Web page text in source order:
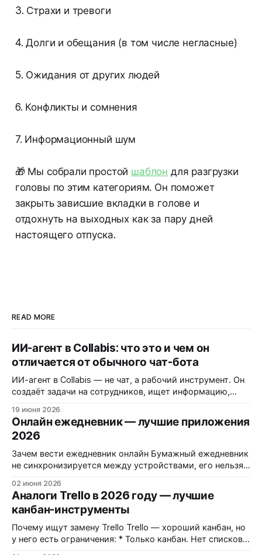
3. Страхи и тревоги
4. Долги и обещания (в том числе негласные)
5. Ожидания от других людей
6. Конфликты и сомнения
7. Информационный шум
🎁 Мы собрали простой шаблон для разгрузки
головы по этим категориям. Он поможет
закрыть зависшие вкладки в голове и
отдохнуть на выходных как за пару дней
настоящего отпуска.
READ MORE
ИИ-агент в Collabis: что это и чем он
отличается от обычного чат-бота
ИИ-агент в Collabis — не чат, а рабочий инструмент. Он
создаёт задачи на сотрудников, ищет информацию,
агрегирует так, чтобы вы не тратили свое время на эту
рутину. Разбираем, как им пользоваться. Введение
Каждый второй сервис сегодня называет себя «ИИ-
помощником», но на деле предлагает
19 июня 2026
Онлайн ежедневник — лучшие приложения
2026
Зачем вести ежедневник онлайн Бумажный ежедневник
не синхронизируется между устройствами, его нельзя
— это планирование дня с доступом с телефона и
компьютера, напоминания и история. Люди, которые
планируют день заранее, в среднем продуктивнее на
25%. Онлайн-ежедневник превращает планирование в
привычку. Что должен уметь ежедневник * Вид на
02 июня 2026
Аналоги Trello в 2026 году — лучшие
канбан-инструменты
Почему ищут замену Trello Trello — хороший канбан, но
у него есть ограничения: * Только канбан. Нет списков с